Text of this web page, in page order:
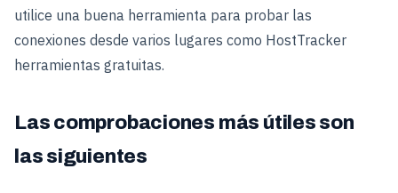
utilice una buena herramienta para probar las
conexiones desde varios lugares como HostTracker
herramientas gratuitas.
Las comprobaciones más útiles son
las siguientes